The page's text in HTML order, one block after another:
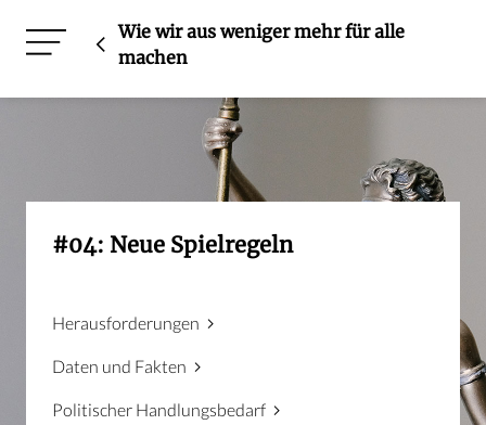
Wie wir aus weniger mehr für alle
machen
#04: Neue Spielregeln
Herausforderungen
Daten und Fakten
Politischer Handlungsbedarf